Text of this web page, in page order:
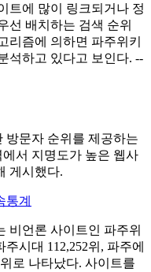
트에 많이 링크되거나 정
선 배치하는 검색 순위
리즘에 의하면 파주위키
석하고 있다고 보인다. --
방문자 순위를 제공하는
서 지명도가 높은 웹사
게시했다.
통계
비언론 사이트인 파주위
시대 112,252위, 파주에
로 나타났다. 사이트를